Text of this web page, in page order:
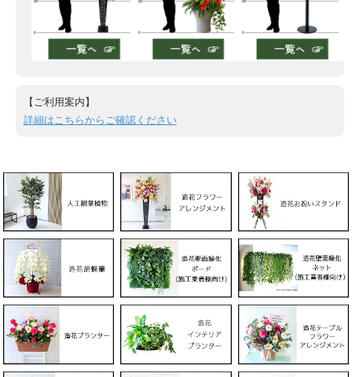
【ご利用案内】
詳細はこちらからご確認ください